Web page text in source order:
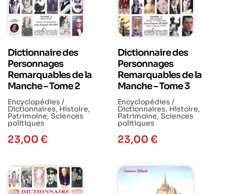
Dictionnaire des
Personnages
Remarquables de la
Manche – Tome 2
Encyclopédies /
Dictionnaires, Histoire,
Patrimoine, Sciences
politiques
23,00 €
Dictionnaire des
Personnages
Remarquables de la
Manche – Tome 3
Encyclopédies /
Dictionnaires, Histoire,
Patrimoine, Sciences
politiques
23,00 €